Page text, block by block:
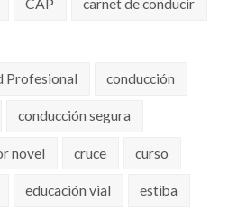
CAP carnet de conducir
Profesional conducción
conducción segura
novel cruce curso
educación vial estiba